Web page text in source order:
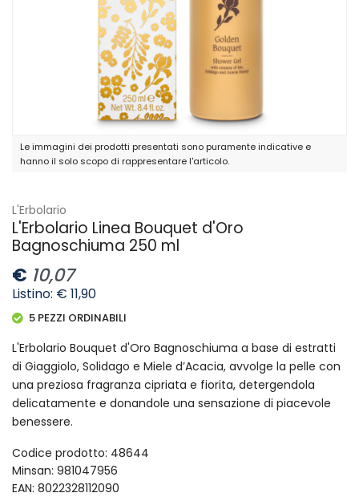
Le immagini dei prodotti presentati sono puramente indicative e
hanno il solo scopo di rappresentare l'articolo.
L'Erbolario
L'Erbolario Linea Bouquet d'Oro
Bagnoschiuma 250 ml
€ 10,07
Listino: € 11,90
5 PEZZI ORDINABILI
L'Erbolario Bouquet d'Oro Bagnoschiuma a base di estratti
di Giaggiolo, Solidago e Miele d’Acacia, avvolge la pelle con
una preziosa fragranza cipriata e fiorita, detergendola
delicatamente e donandole una sensazione di piacevole
benessere.
Codice prodotto: 48644
Minsan: 981047956
EAN: 8022328112090